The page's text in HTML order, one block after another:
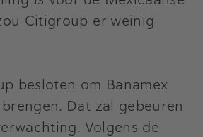
Citigroup er weinig
besloten om Banamex
Dat zal gebeuren
Volgens de